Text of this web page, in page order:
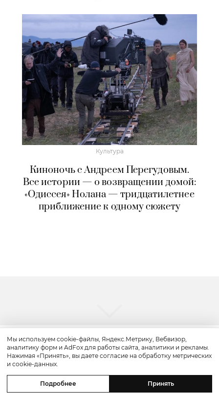
Культура
Киноночь с Андреем Перегудовым.
Все истории — о возвращении домой:
«Одиссея» Нолана — тридцатилетнее
приближение к одному сюжету
Мы используем cookie-файлы, Яндекс.Метрику, Вебвизор,
аналитику форм и AdFox для работы сайта, аналитики и рекламы.
Нажимая «Принять», вы даете согласие на обработку метрических
и cookie-данных.
Подробнее Принять